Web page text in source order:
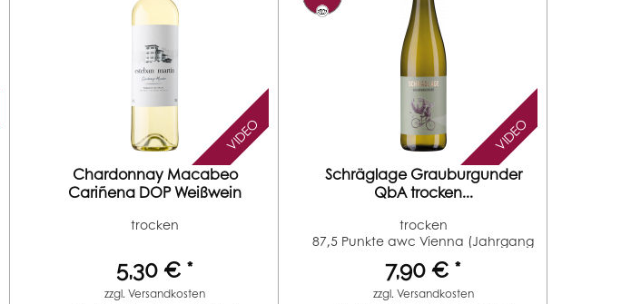
VIDEO
Chardonnay Macabeo
Cariñena DOP Weißwein
trocken
5,30 € *
zzgl.Versandkosten
VIDEO
Schräglage Grauburgunder
QbA trocken...
trocken
87,5 Punkte awc Vienna (Jahrgang
2024)...
7,90 € *
zzgl. Versandkosten